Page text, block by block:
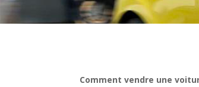
Comment vendre une